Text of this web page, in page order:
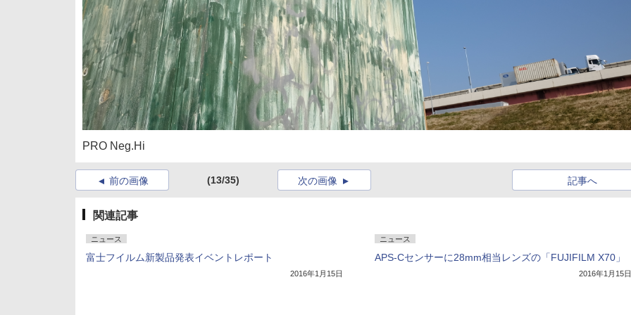
PRO Neg.Hi
前の画像 (13/35) 記事へ
次の画像
関連記事
ニュース
富士フイルム新製品発表イベントレポート
2016年1月15日
ニュース
APS-Cセンサーに28mm相当レンズの「FUJIFILM X70」
2016年1月15日